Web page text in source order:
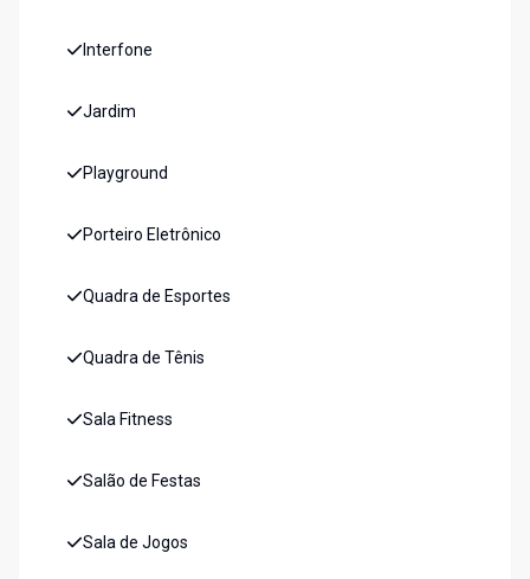
Interfone
Jardim
Playground
Porteiro Eletrônico
Quadra de Esportes
Quadra de Tênis
Sala Fitness
Salão de Festas
Sala de Jogos